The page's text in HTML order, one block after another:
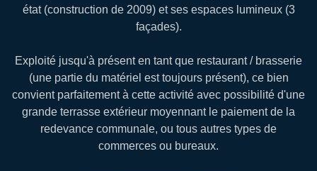
état (construction de 2009) et ses espaces lumineux (3
façades).
Exploité jusqu'à présent en tant que restaurant / brasserie
(une partie du matériel est toujours présent), ce bien
convient parfaitement à cette activité avec possibilité d'une
grande terrasse extérieur moyennant le paiement de la
redevance communale, ou tous autres types de
commerces ou bureaux.